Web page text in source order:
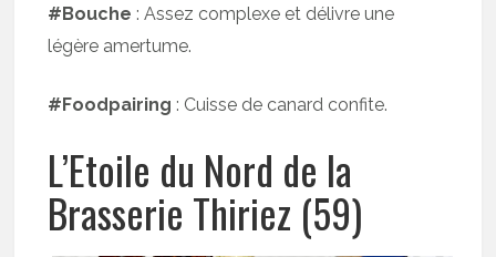
#Bouche : Assez complexe et délivre une
légère amertume.
#Foodpairing : Cuisse de canard confite.
L’Etoile du Nord de la
Brasserie Thiriez (59)